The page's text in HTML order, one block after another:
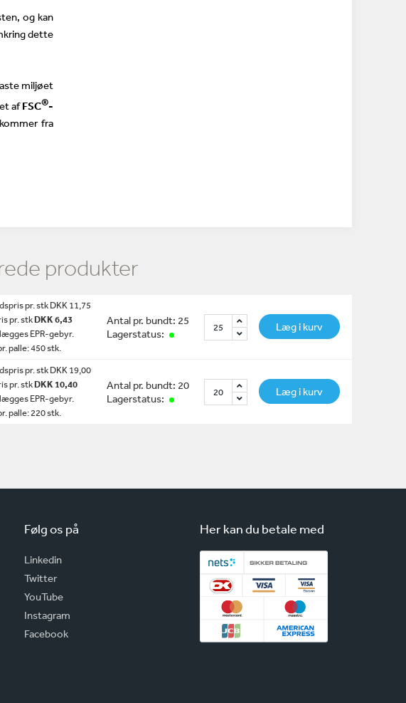
og kan
dette
miljøet
afFSC®-
fra
produkter
pr. stk DKK 11,75
pr. stkDKK 6,43
EPR-gebyr.
palle: 450 stk.
Antal pr. bundt: 25
Lagerstatus:
Læg i kurv
pr. stk DKK 19,00
pr. stkDKK 10,40
EPR-gebyr.
palle: 220 stk.
Antal pr. bundt: 20
Lagerstatus:
Læg i kurv
Følg os på
Linkedin
Twitter
YouTube
Instagram
Facebook
Her kan du betale med